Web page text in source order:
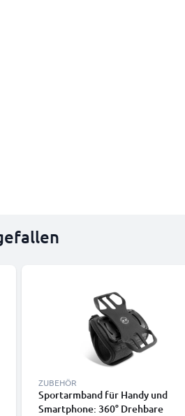
ZUBEHÖR
Sportarmband für Handy und
Smartphone: 360° Drehbare